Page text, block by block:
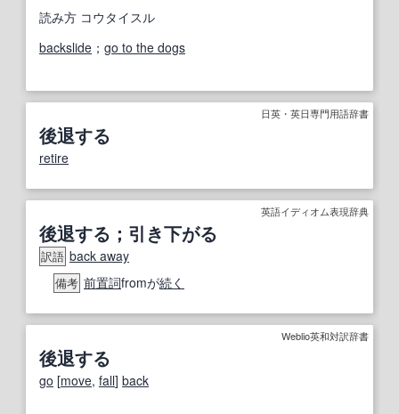
読み方 コウタイスル
backslide ； go to the dogs
日英・英日専門用語辞書
後退する
retire
英語イディオム表現辞典
後退する；引き下がる
訳語 back away
備考 前置詞fromが続く
Weblio英和対訳辞書
後退する
go [move, fall] back